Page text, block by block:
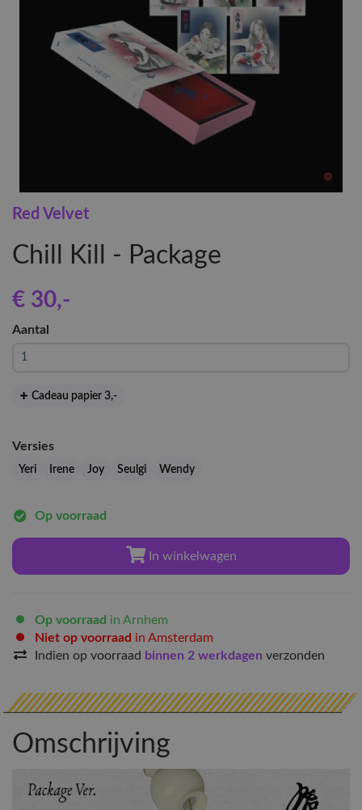
Red Velvet
Chill Kill - Package
€ 30,-
Aantal
Cadeau papier 3,-
Versies
Yeri Irene Joy Seulgi Wendy
Op voorraad
In winkelwagen
Op voorraad in Arnhem
Niet op voorraad in Amsterdam
Indien op voorraad binnen 2 werkdagen verzonden
Omschrijving